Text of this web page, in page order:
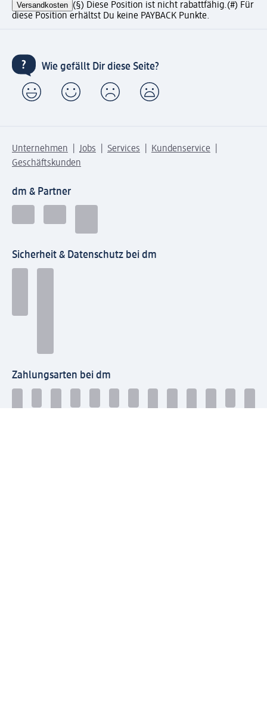
Versandkosten (§) Diese Position ist nicht rabattfähig.(#) Für
diese Position erhältst Du keine PAYBACK Punkte.
Wie gefällt Dir diese Seite?
Unternehmen Jobs Services
Kundenservice
Geschäftskunden
dm & Partner
Sicherheit & Datenschutz bei dm
Zahlungsarten bei dm